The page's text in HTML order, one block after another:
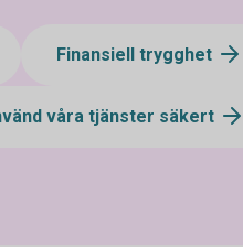
Finansiell trygghet
våra tjänster säkert